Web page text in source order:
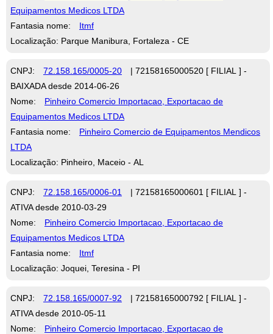
Equipamentos Medicos LTDA
Fantasia nome:
Itmf
Localização: Parque Manibura, Fortaleza - CE
CNPJ: 72.158.165/0005-20
| 72158165000520 [ FILIAL ] -
BAIXADA desde 2014-06-26
Nome:
Pinheiro Comercio Importacao, Exportacao de
Equipamentos Medicos LTDA
Fantasia nome:
Pinheiro Comercio de Equipamentos Mendicos
LTDA
Localização: Pinheiro, Maceio - AL
CNPJ: 72.158.165/0006-01
| 72158165000601 [ FILIAL ] -
ATIVA desde 2010-03-29
Nome:
Pinheiro Comercio Importacao, Exportacao de
Equipamentos Medicos LTDA
Fantasia nome:
Itmf
Localização: Joquei, Teresina - PI
CNPJ: 72.158.165/0007-92
| 72158165000792 [ FILIAL ] -
ATIVA desde 2010-05-11
Nome:
Pinheiro Comercio Importacao, Exportacao de